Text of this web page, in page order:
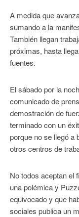
A medida que
sumando a la
También llegan
próximas, hasta
fuentes.
El sábado por la
comunicado de
demostración de
terminado con un
porque no se llegó a
otros centros de
No todos aceptan el
una polémica y
equivocado y que
sociales publica un